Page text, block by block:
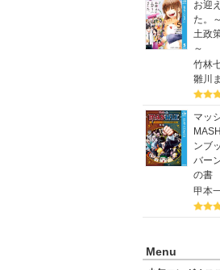
お迎
た。
土政
～
竹林
雛川
マッ
ンブ
バー
の書
甲本
Menu